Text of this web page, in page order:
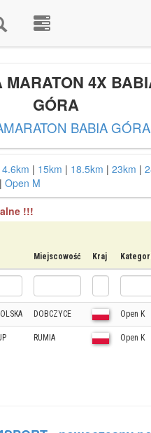
MARATON 4X
GÓRA
BABIA GÓRA
4.6km | 15km | 18.5km | 23km |
| Open M
!!!
Miejscowość Kraj
DOBCZYCE Open K
RUMIA Open K